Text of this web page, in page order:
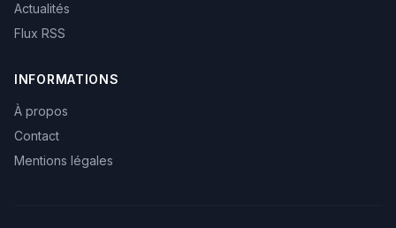
Actualités
Flux RSS
INFORMATIONS
À propos
Contact
Mentions légales